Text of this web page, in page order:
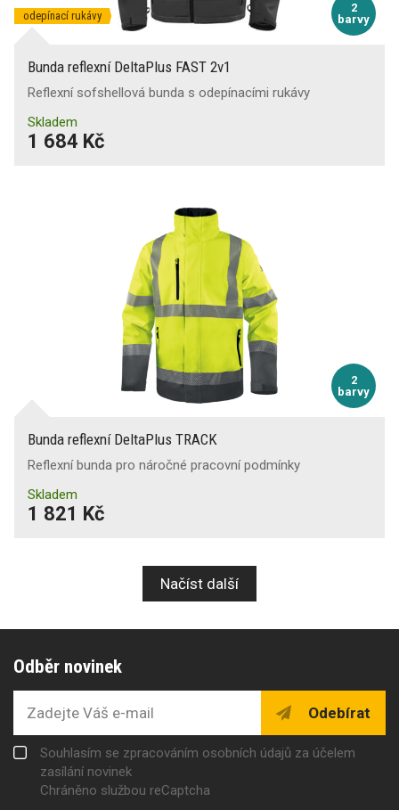
2
barvy
odepínací rukávy
Bunda reflexní DeltaPlus FAST 2v1
Reflexní sofshellová bunda s odepínacími rukávy
Skladem
1 684 Kč
2
barvy
Bunda reflexní DeltaPlus TRACK
Reflexní bunda pro náročné pracovní podmínky
Skladem
1 821 Kč
Načíst další
Odběr novinek
Odebírat
Souhlasím se zpracováním osobních údajů za účelem
zasílání novinek
Chráněno službou reCaptcha